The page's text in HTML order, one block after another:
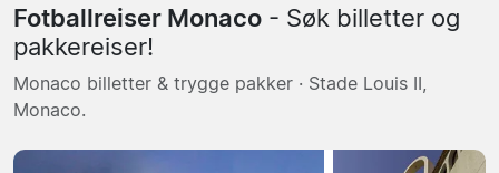
Ligaer
Reisebyråer
Fotballreiser Monaco - Søk billetter og
pakkereiser!
Monaco billetter & trygge pakker · Stade Louis II,
Monaco.